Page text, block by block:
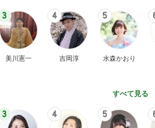
3
美川憲一
4
吉岡淳
5
水森かおり
すべて見る
3 4 5